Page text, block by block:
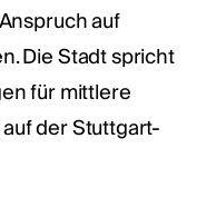
auf
Die Stadt spricht
für mittlere
der Stuttgart-